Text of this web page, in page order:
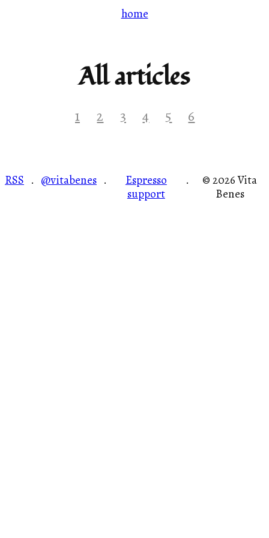
home
All articles
1 2 3 4 5 6
RSS · @vitabenes · Espresso
support
· © 2026 Vita
Benes